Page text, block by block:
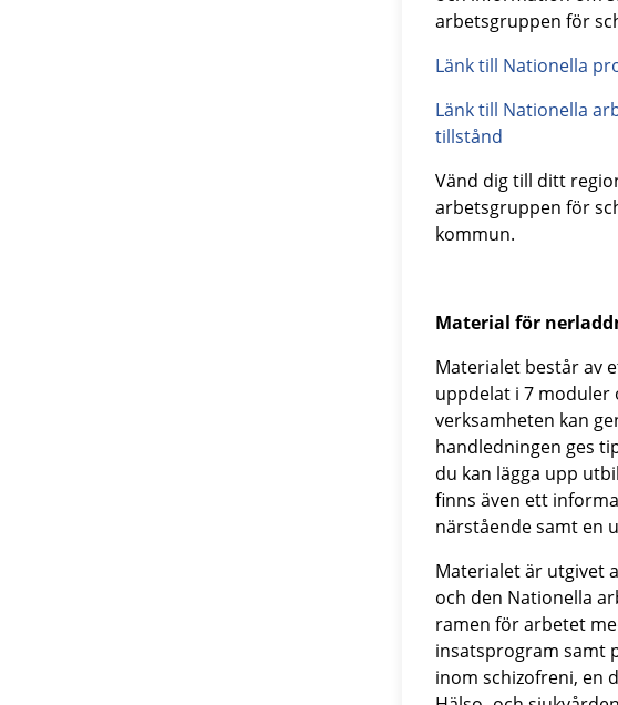
arbetsgruppen för
Länk till Nationella
Länk till Nationella
tillstånd
Vänd dig till ditt
arbetsgruppen för
kommun.
Material för
Materialet består av
uppdelat i 7 moduler
verksamheten kan
handledningen ges
du kan lägga upp
finns även ett
närstående samt en
Materialet är utgivet
och den Nationella
ramen för arbetet
insatsprogram samt
inom schizofreni, en